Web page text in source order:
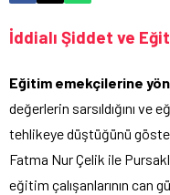
İddialı Şiddet ve
Eğitim emekçilerine
değerlerin sarsıldığını ve
tehlikeye düştüğünü
Fatma Nur Çelik ile
eğitim çalışanlarının can